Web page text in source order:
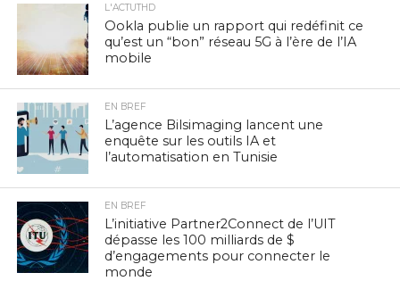
L'ACTUTHD
Ookla publie un rapport qui redéfinit ce
qu’est un “bon” réseau 5G à l’ère de l’IA
mobile
EN BREF
L’agence Bilsimaging lancent une
enquête sur les outils IA et
l’automatisation en Tunisie
EN BREF
L’initiative Partner2Connect de l’UIT
dépasse les 100 milliards de $
d’engagements pour connecter le
monde